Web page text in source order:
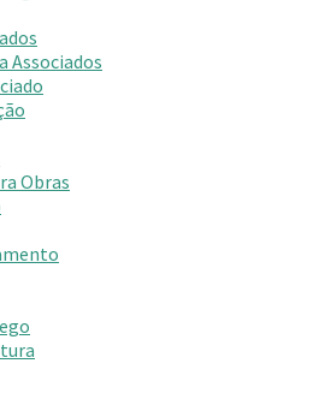
Associados
Obras